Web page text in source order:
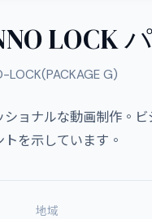
LOCK
LOCK(PACKAGE G)
ショナルな動画制作。
を示しています。
地域